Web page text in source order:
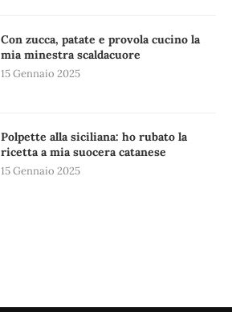
Con zucca, patate e provola cucino la
mia minestra scaldacuore
15 Gennaio 2025
Polpette alla siciliana: ho rubato la
ricetta a mia suocera catanese
15 Gennaio 2025